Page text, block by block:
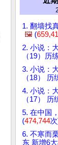
1. 翻墙找
🖼️ (
2. 小说：
（19）历
3. 小说：
（18） 历
4. 小说：
（17） 历
5. 在中国
(474,744
6. 不寒而
东 新增6